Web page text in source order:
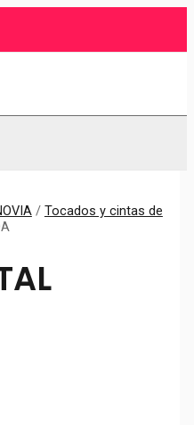
/ Tocados y cintas de